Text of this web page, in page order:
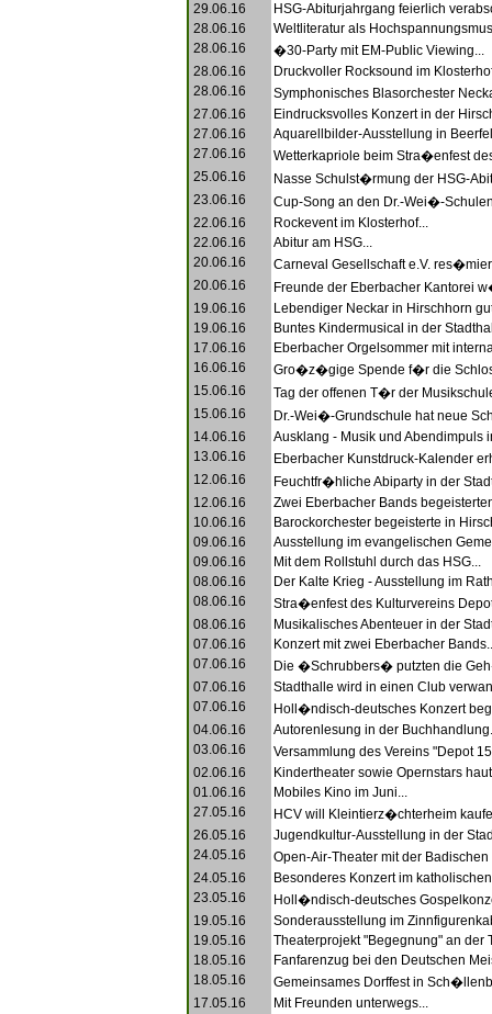
29.06.16
HSG-Abiturjahrgang feierlich
28.06.16
Weltliteratur als
28.06.16
�30-Party mit EM-Public Viewing...
28.06.16
Druckvoller Rocksound im
28.06.16
Symphonisches Blasorchester
27.06.16
Eindrucksvolles Konzert in der
27.06.16
Aquarellbilder-Ausstellung in
27.06.16
Wetterkapriole beim Stra�enfest
25.06.16
Nasse Schulst�rmung der HSG-
23.06.16
Cup-Song an den Dr.-Wei�-
22.06.16
Rockevent im Klosterhof...
22.06.16
Abitur am HSG...
20.06.16
Carneval Gesellschaft e.V.
20.06.16
Freunde der Eberbacher Kantorei
19.06.16
Lebendiger Neckar in Hirschhorn
19.06.16
Buntes Kindermusical in der
17.06.16
Eberbacher Orgelsommer mit
16.06.16
Gro�z�gige Spende f�r die
15.06.16
Tag der offenen T�r der
15.06.16
Dr.-Wei�-Grundschule hat neue
14.06.16
Ausklang - Musik und Abendimpuls
13.06.16
Eberbacher Kunstdruck-Kalender
12.06.16
Feuchtfr�hliche Abiparty in der
12.06.16
Zwei Eberbacher Bands
10.06.16
Barockorchester begeisterte in
09.06.16
Ausstellung im evangelischen
09.06.16
Mit dem Rollstuhl durch das HSG...
08.06.16
Der Kalte Krieg - Ausstellung im
08.06.16
Stra�enfest des Kulturvereins
08.06.16
Musikalisches Abenteuer in der
07.06.16
Konzert mit zwei Eberbacher
07.06.16
Die �Schrubbers� putzten die
07.06.16
Stadthalle wird in einen Club
07.06.16
Holl�ndisch-deutsches Konzert
04.06.16
Autorenlesung in der
03.06.16
Versammlung des Vereins "Depot
02.06.16
Kindertheater sowie Opernstars
01.06.16
Mobiles Kino im Juni...
27.05.16
HCV will Kleintierz�chterheim
26.05.16
Jugendkultur-Ausstellung in der
24.05.16
Open-Air-Theater mit der
24.05.16
Besonderes Konzert im
23.05.16
Holl�ndisch-deutsches
19.05.16
Sonderausstellung im
19.05.16
Theaterprojekt "Begegnung" an der
18.05.16
Fanfarenzug bei den Deutschen
18.05.16
Gemeinsames Dorffest in
17.05.16
Mit Freunden unterwegs...